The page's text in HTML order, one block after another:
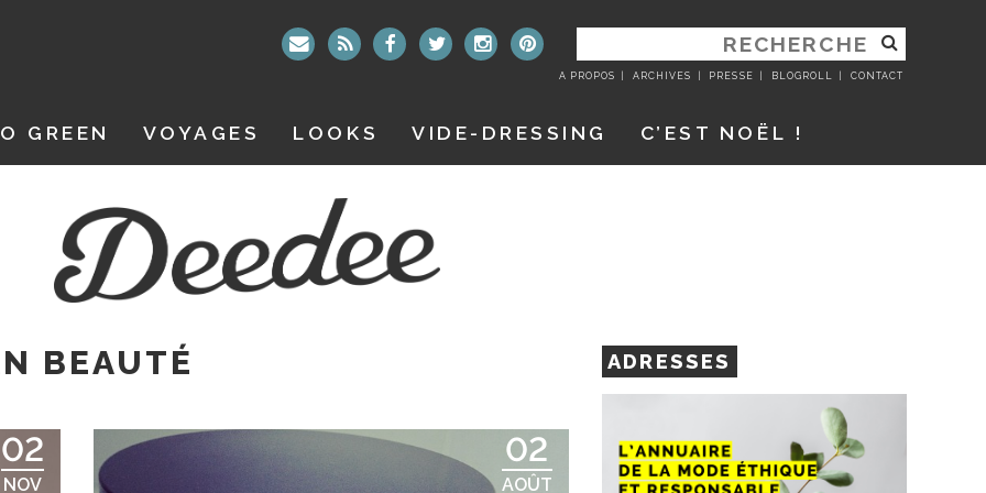
RECHERCHER
:
A PROPOS ARCHIVES PRESSE BLOGROLL CONTACT
GREEN VOYAGES LOOKS VIDE-DRESSING C’EST NOËL !
BEAUTÉ
02
NOV
02
AOÛT
ADRESSES